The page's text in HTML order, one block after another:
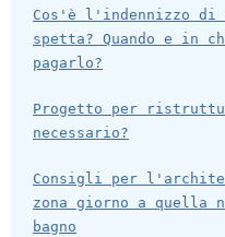
Cos'è l'indennizzo di
spetta? Quando e in
pagarlo?
Progetto per
necessario?
Consigli per
zona giorno a quella
bagno